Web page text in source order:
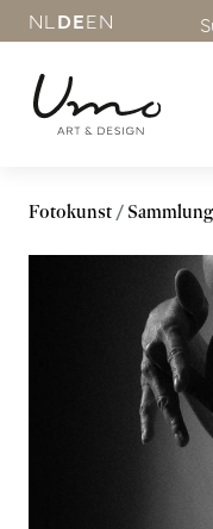
NL DEEN
Fotokunst Sammlung